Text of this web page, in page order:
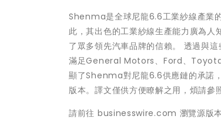
Shenma是全球尼龍6.6工業紗線產業
此，其出色的工業紗線生產能力廣為
了眾多領先汽車品牌的信賴。 透過與
滿足General Motors、Ford、Toyota
顯了Shenma對尼龍6.6供應鏈的承諾
版本。譯文僅供方便瞭解之用，煩請參
請前往 businesswire.com 瀏覽源版